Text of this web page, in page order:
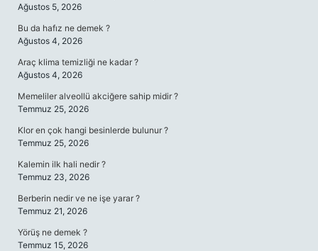
Ağustos 5, 2026
Bu da hafız ne demek ?
Ağustos 4, 2026
Araç klima temizliği ne kadar ?
Ağustos 4, 2026
Memeliler alveollü akciğere sahip midir ?
Temmuz 25, 2026
Klor en çok hangi besinlerde bulunur ?
Temmuz 25, 2026
Kalemin ilk hali nedir ?
Temmuz 23, 2026
Berberin nedir ve ne işe yarar ?
Temmuz 21, 2026
Yörüş ne demek ?
Temmuz 15, 2026